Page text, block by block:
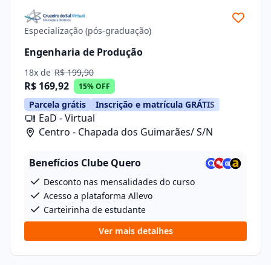
Especialização (pós-graduação)
Engenharia de Produção
18x de R$ 199,90
R$ 169,92 15% OFF
Parcela grátis Inscrição e matrícula GRÁTIS
EaD - Virtual
Centro - Chapada dos Guimarães/ S/N
Benefícios Clube Quero
Desconto nas mensalidades do curso
Acesso a plataforma Allevo
Carteirinha de estudante
Ver mais detalhes